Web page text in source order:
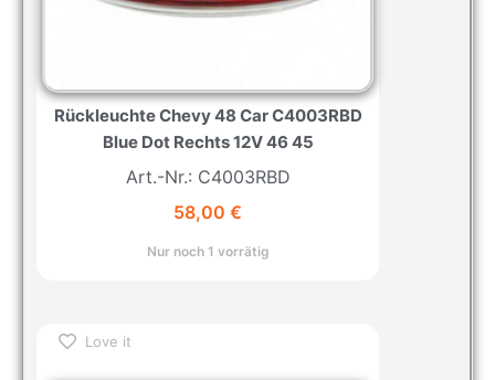
Rückleuchte Chevy 48 Car C4003RBD
Blue Dot Rechts 12V 46 45
Art.-Nr.: C4003RBD
58,00 €
Nur noch 1 vorrätig
Love it